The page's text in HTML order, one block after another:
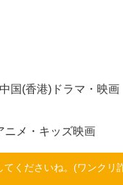
中国(香港)ドラマ・映画
ニメ・キッズ映画
くださいね。(ワンク